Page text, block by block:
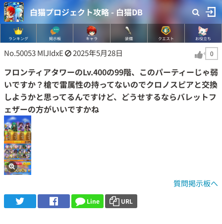
白猫プロジェクト攻略 - 白猫DB
ランキング 掲示板 キャラ 装備 クエスト お役立ち
No.50053MlJIdxE 2025年5月28日 0
フロンティアタワーのLv.400の99階、このパーティーじゃ弱
いですか？槍で雷属性の持ってないのでクロノスピアと交換
しようかと思ってるんですけど、どうせするならバレットフ
ェザーの方がいいですかね
質問掲示板へ
Line URL